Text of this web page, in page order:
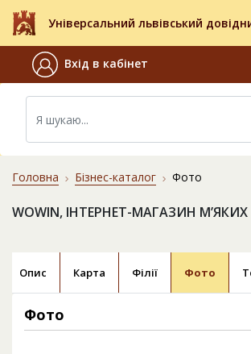
Універсальний львівський
Вхід в кабінет
Головна Бізнес-каталог Фото
WOWIN, ІНТЕРНЕТ-МАГАЗИН М’ЯКИХ
Опис Карта Філії Фото
Фото